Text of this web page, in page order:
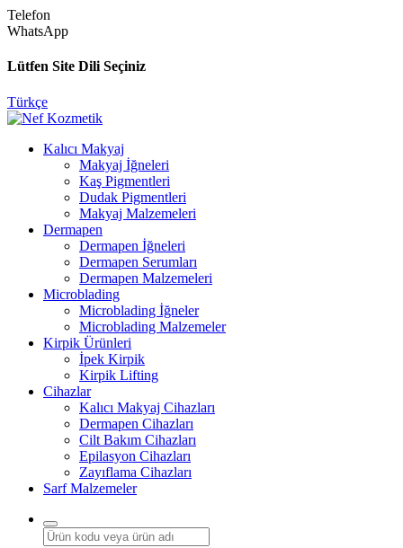
Telefon
WhatsApp
Lütfen Site Dili Seçiniz
Türkçe
Kalıcı Makyaj
Makyaj İğneleri
Kaş Pigmentleri
Dudak Pigmentleri
Makyaj Malzemeleri
Dermapen
Dermapen İğneleri
Dermapen Serumları
Dermapen Malzemeleri
Microblading
Microblading İğneler
Microblading Malzemeler
Kirpik Ürünleri
İpek Kirpik
Kirpik Lifting
Cihazlar
Kalıcı Makyaj Cihazları
Dermapen Cihazları
Cilt Bakım Cihazları
Epilasyon Cihazları
Zayıflama Cihazları
Sarf Malzemeler